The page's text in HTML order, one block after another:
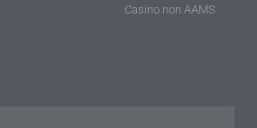
Casino non AAMS